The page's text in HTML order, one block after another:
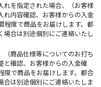
れを指定された場合、（お客様
れ内容確認、お客様からの入金
程度で商品をお届けします。都
場合は別途個別にご連絡いたし
（商品仕様等についてのお打ち
と確認、お客様からの入金確
度で商品をお届けします。都合
合は別途個別にご連絡いたしま